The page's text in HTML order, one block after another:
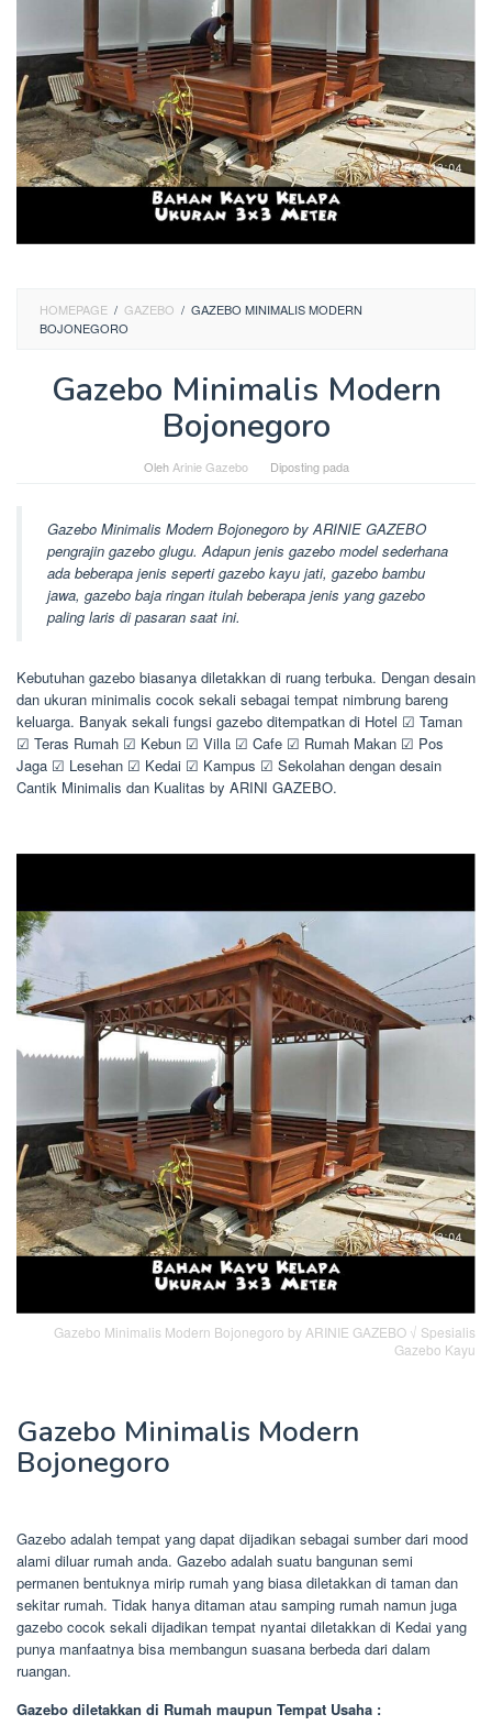
HOMEPAGE / GAZEBO / GAZEBO MINIMALIS MODERN
BOJONEGORO
Gazebo Minimalis Modern
Bojonegoro
Oleh Arinie Gazebo Diposting pada
Gazebo Minimalis Modern Bojonegoro by ARINIE GAZEBO
pengrajin gazebo glugu. Adapun jenis gazebo model sederhana
ada beberapa jenis seperti gazebo kayu jati, gazebo bambu
jawa, gazebo baja ringan itulah beberapa jenis yang gazebo
paling laris di pasaran saat ini.
Kebutuhan gazebo biasanya diletakkan di ruang terbuka. Dengan desain
dan ukuran minimalis cocok sekali sebagai tempat nimbrung bareng
keluarga. Banyak sekali fungsi gazebo ditempatkan di Hotel ☑ Taman
☑ Teras Rumah ☑ Kebun ☑ Villa ☑ Cafe ☑ Rumah Makan ☑ Pos
Jaga ☑ Lesehan ☑ Kedai ☑ Kampus ☑ Sekolahan dengan desain
Cantik Minimalis dan Kualitas by ARINI GAZEBO.
Gazebo Minimalis Modern Bojonegoro by ARINIE GAZEBO √ Spesialis
Gazebo Kayu
Gazebo Minimalis Modern
Bojonegoro
Gazebo adalah tempat yang dapat dijadikan sebagai sumber dari mood
alami diluar rumah anda. Gazebo adalah suatu bangunan semi
permanen bentuknya mirip rumah yang biasa diletakkan di taman dan
sekitar rumah. Tidak hanya ditaman atau samping rumah namun juga
gazebo cocok sekali dijadikan tempat nyantai diletakkan di Kedai yang
punya manfaatnya bisa membangun suasana berbeda dari dalam
ruangan.
Gazebo diletakkan di Rumah maupun Tempat Usaha :